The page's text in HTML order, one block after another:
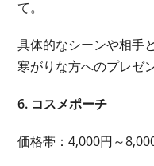
て。
具体的なシーンや相手
寒がりな方へのプレゼ
6. コスメポーチ
価格帯：4,000円～